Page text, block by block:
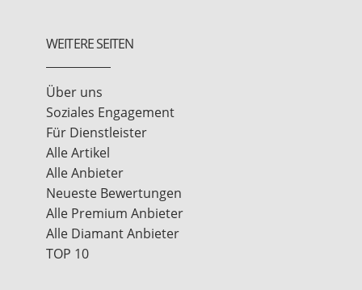
WEITERE SEITEN
Über uns
Soziales Engagement
Für Dienstleister
Alle Artikel
Alle Anbieter
Neueste Bewertungen
Alle Premium Anbieter
Alle Diamant Anbieter
TOP 10